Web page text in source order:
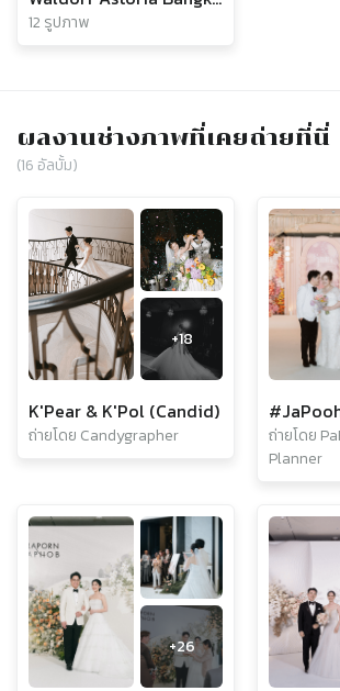
12 รูปภาพ
ผลงานช่างภาพที่เคยถ่ายที่นี่
(16 อัลบั้ม)
+18
K'Pear & K'Pol (Candid)
ถ่ายโดย Candygrapher
ถ่ายโดย
Planner
+26